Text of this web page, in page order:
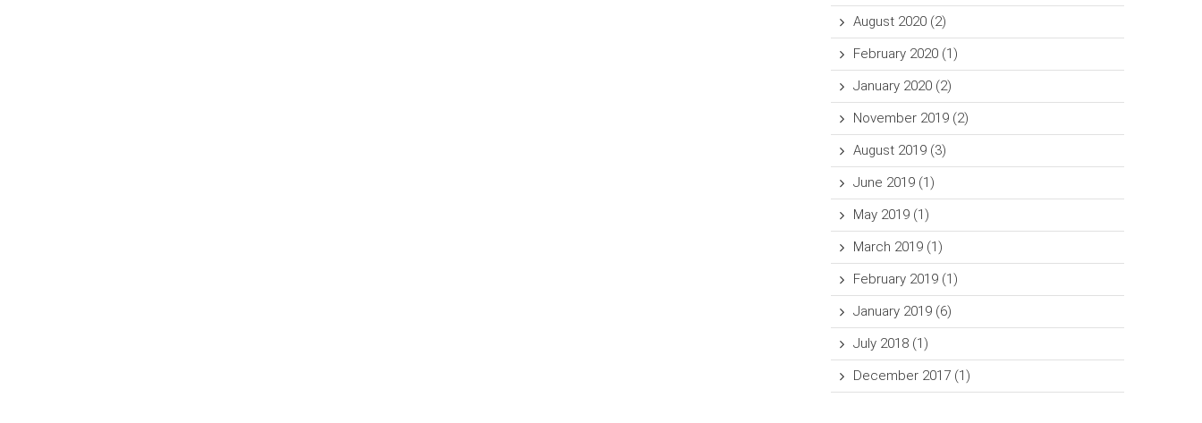
August 2020 (2)
February 2020 (1)
January 2020 (2)
November 2019 (2)
August 2019 (3)
June 2019 (1)
May 2019 (1)
March 2019 (1)
February 2019 (1)
January 2019 (6)
July 2018 (1)
December 2017 (1)